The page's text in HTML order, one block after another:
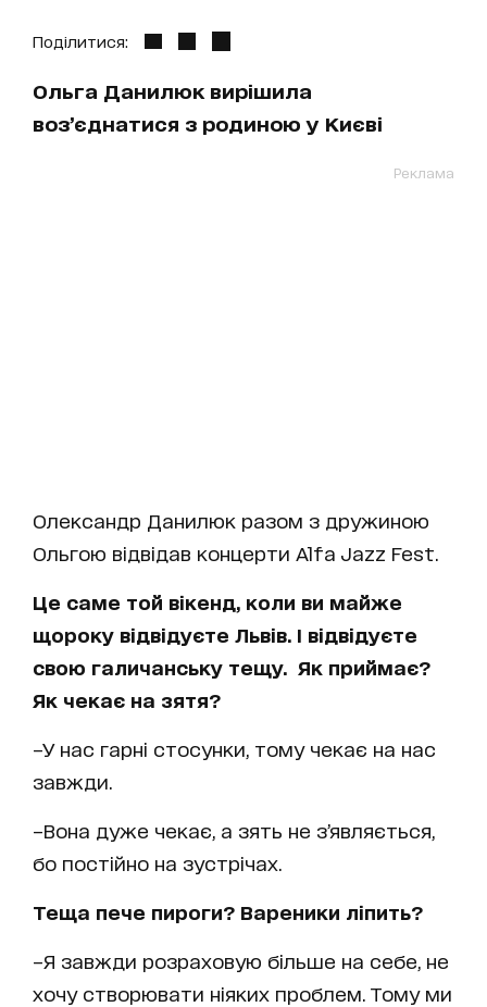
Поділитися:
Ольга Данилюк вирішила
воз’єднатися з родиною у Києві
Реклама
Олександр Данилюк разом з дружиною
Ольгою відвідав концерти Alfa Jazz Fest.
Це саме той вікенд, коли ви майже
щороку відвідуєте Львів. І відвідуєте
свою галичанську тещу. Як приймає?
Як чекає на зятя?
–У нас гарні стосунки, тому чекає на нас
завжди.
–Вона дуже чекає, а зять не з’являється,
бо постійно на зустрічах.
Теща пече пироги? Вареники ліпить?
–Я завжди розраховую більше на себе, не
хочу створювати ніяких проблем. Тому ми